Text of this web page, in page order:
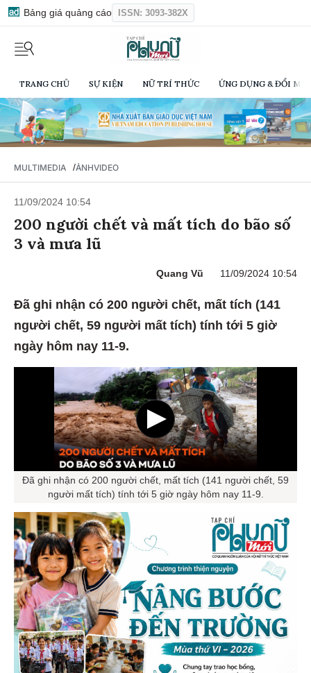
Bảng giá quảng cáo ISSN: 3093-382X
TRANG CHỦ SỰ KIỆN NỮ TRÍ THỨC ỨNG DỤNG & ĐỔI
MULTIMEDIA /ẢNHVIDEO
11/09/2024 10:54
200 người chết và mất tích do bão số
3 và mưa lũ
Quang Vũ 11/09/2024 10:54
Đã ghi nhận có 200 người chết, mất tích (141
người chết, 59 người mất tích) tính tới 5 giờ
ngày hôm nay 11-9.
Đã ghi nhận có 200 người chết, mất tích (141 người chết, 59
người mất tích) tính tới 5 giờ ngày hôm nay 11-9.